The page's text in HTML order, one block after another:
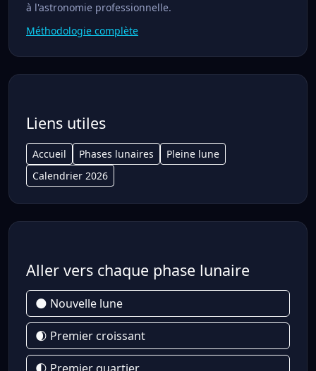
à l'astronomie professionnelle.
Méthodologie complète
Liens utiles
Accueil Phases lunaires
Pleine lune
Calendrier 2026
Aller vers chaque phase lunaire
🌑 Nouvelle lune
🌒 Premier croissant